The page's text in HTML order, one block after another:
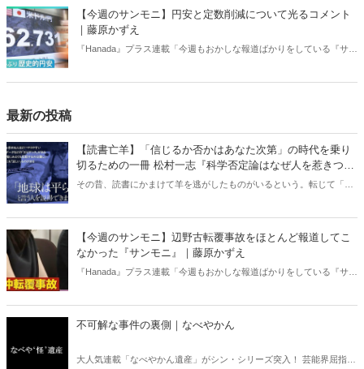
【今週のサンモニ】円安と定数削減について光るコメント
｜藤原かずえ
『Hanada』プラス連載「今週もおかしな報道ばかりをしている『サン
最新の投稿
【読書亡羊】「信じるか否かはあなた次第」の時代を乗り
切るための一冊 松村一志『科学否定論はなぜ人を惹きつけ
るのか』（ちくま新書）｜梶原麻衣子
その昔、読書にかまけて羊を逃がしたものがいるという。転じて「読
ある。元月刊『Hanada』編集部員のライター・梶原がお送りする時事
書評！
【今週のサンモニ】辺野古転覆事故をほとんど報道してこ
なかった『サンモニ』｜藤原かずえ
『Hanada』プラス連載「今週もおかしな報道ばかりをしている『サン
不可解な事件の裏側｜なべやかん
大人気連載「なべやかん遺産」がシン・シリーズ突入！ 芸能界屈指の